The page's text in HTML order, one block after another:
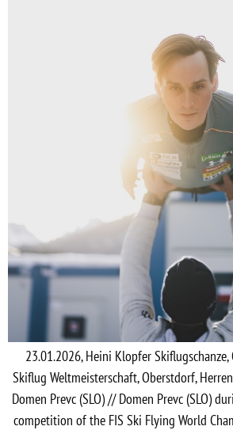
23.01.2026, Heini Klopfer Skiflugschanze,
Skiflug Weltmeisterschaft, Oberstdorf,
Domen Prevc (SLO) // Domen Prevc (SLO)
competition of the FIS Ski Flying World